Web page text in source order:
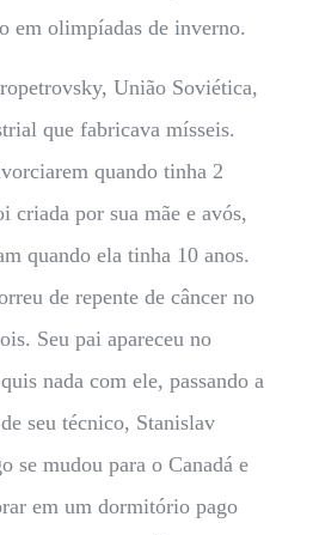
em olimpíadas de inverno.
União Soviética,
que fabricava mísseis.
quando tinha 2
criada por sua mãe e avós,
quando ela tinha 10 anos.
de repente de câncer no
Seu pai apareceu no
nada com ele, passando a
seu técnico, Stanislav
se mudou para o Canadá e
em um dormitório pago